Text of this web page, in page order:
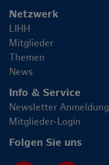
Netzwerk
LIHH
Mitglieder
Themen
News
Info & Service
Newsletter Anmeldung
Mitglieder-Login
Folgen Sie uns